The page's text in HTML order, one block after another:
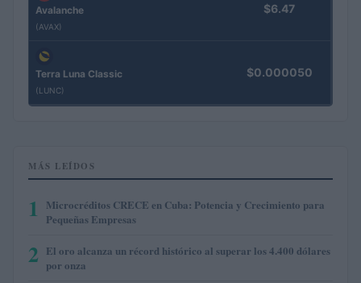
Avalanche
(AVAX)
$6.47
Terra Luna Classic
(LUNC)
$0.000050
MÁS LEÍDOS
1
Microcréditos CRECE en Cuba: Potencia y Crecimiento para
Pequeñas Empresas
2 El oro alcanza un récord histórico al superar los 4.400 dólares
por onza